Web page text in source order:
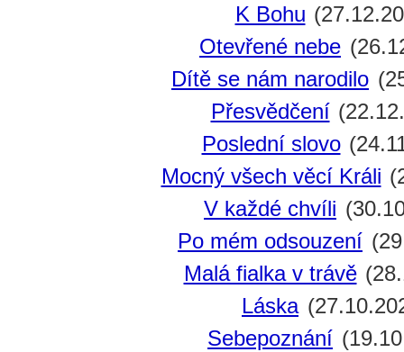
K Bohu
Otevřené nebe
Dítě se nám narodilo
Přesvědčení
Poslední slovo
Mocný všech věcí Králi
V každé chvíli
Po mém odsouzení
Malá fialka v trávě
Láska
Sebepoznání